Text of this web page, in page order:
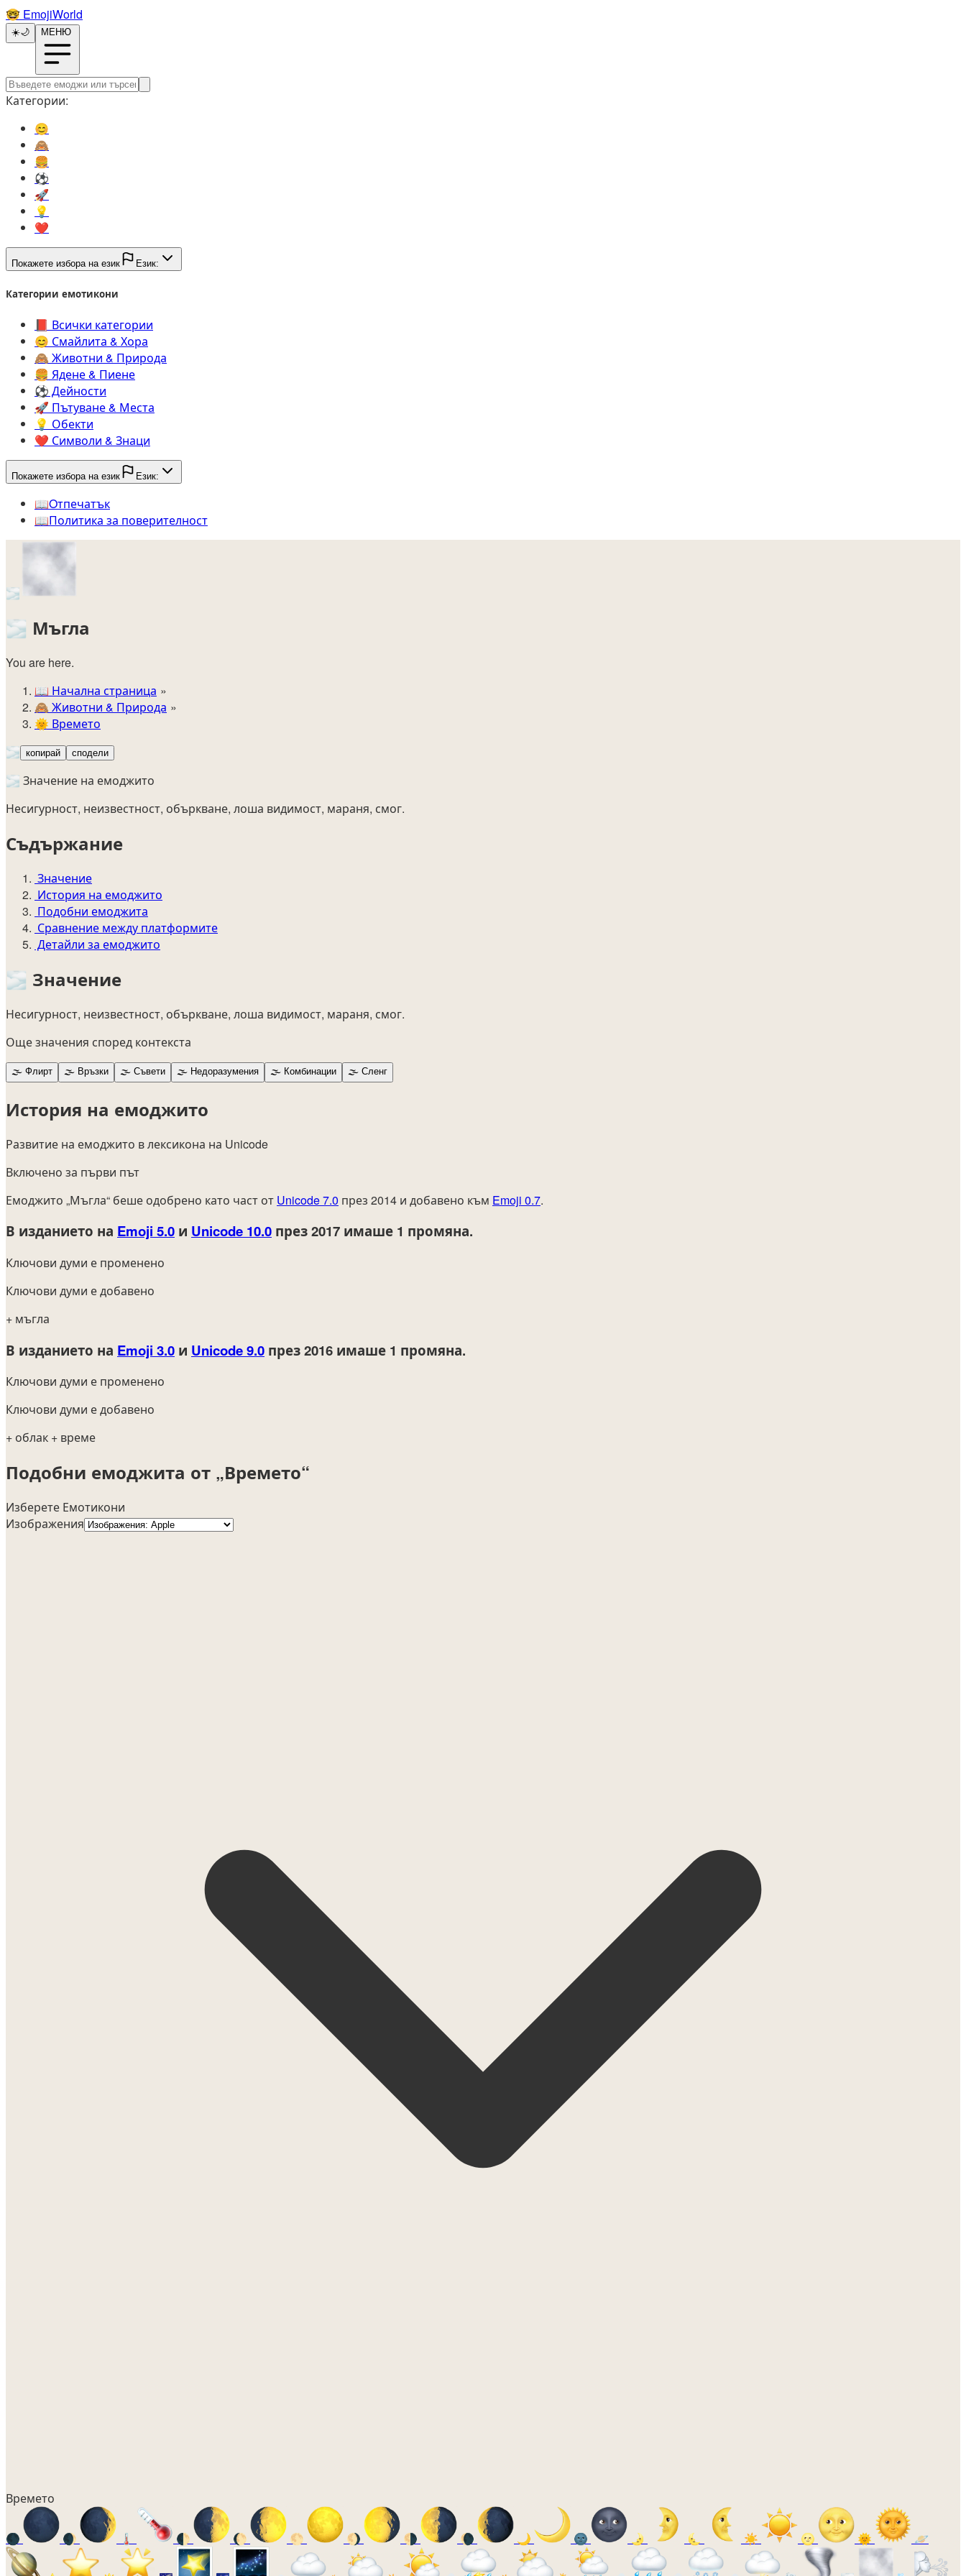
🤓️ EmojiWorld
☀️🌙 МЕНЮ
Категории:
😊️
🙈️
🍔️
⚽️
🚀️
💡️
❤️
Покажете избора на език Език:
Категории емотикони
📕️ Всички категории
😊️ Смайлита & Хора
🙈️ Животни & Природа
🍔️ Ядене & Пиене
⚽️ Дейности
🚀️ Пътуване & Места
💡️ Обекти
❤️ Символи & Знаци
Покажете избора на език Език:
📖️Oтпечатък
📖️Политика за поверителност
🌫️
🌫️ Мъгла
You are here.
📖 Начална страница
🙈️ Животни & Природа
🌞 Времето
🌫️ копирай сподели
🌫️ Значение на емоджито
Несигурност, неизвестност, объркване, лоша видимост, мараня, смог.
Съдържание
Значение
История на емоджито
Подобни емоджита
Сравнение между платформите
Детайли за емоджито
🌫️ Значение
Несигурност, неизвестност, объркване, лоша видимост, мараня, смог.
Още значения според контекста
🌫️ Флирт 🌫️ Връзки 🌫️ Съвети 🌫️ Недоразумения 🌫️ Комбинации 🌫️ Сленг
История на емоджито
Развитие на емоджито в лексикона на Unicode
Включено за първи път
Емоджито „Мъгла“ беше одобрено като част от Unicode 7.0 през 2014 и добавено към Emoji 0.7.
В изданието на Emoji 5.0 и Unicode 10.0 през 2017 имаше 1 промяна.
Ключови думи е променено
Ключови думи е добавено
+ мъгла
В изданието на Emoji 3.0 и Unicode 9.0 през 2016 имаше 1 промяна.
Ключови думи е променено
Ключови думи е добавено
+ облак + време
Подобни емоджита от „Времето“
Изберете Емотикони
Изображения
Времето
🌑 🌒 🌡️ 🌓 🌔 🌕 🌖 🌗 🌘 🌙 🌚 🌛 🌜 ☀️ 🌝 🌞 🪐